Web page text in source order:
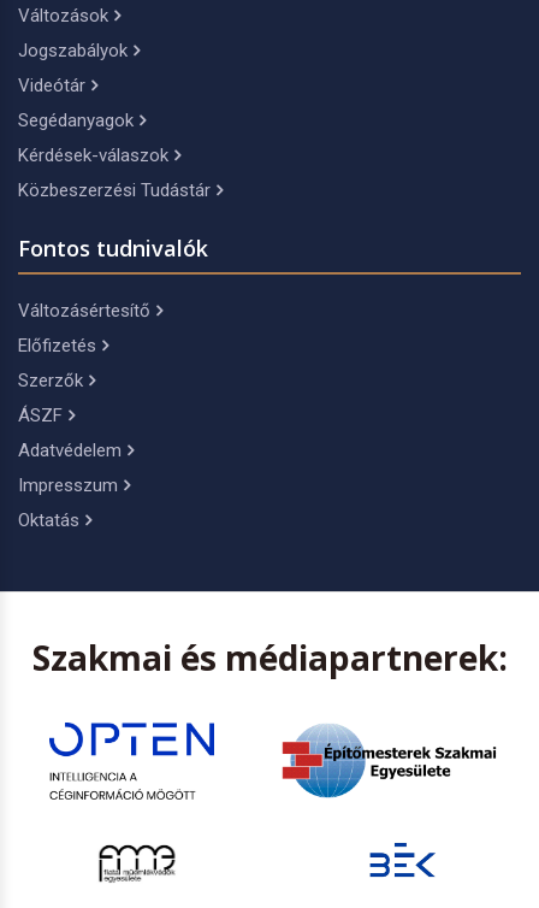
Változások
Jogszabályok
Videótár
Segédanyagok
Kérdések-válaszok
Közbeszerzési Tudástár
Fontos tudnivalók
Változásértesítő
Előfizetés
Szerzők
ÁSZF
Adatvédelem
Impresszum
Oktatás
Szakmai és médiapartnerek: